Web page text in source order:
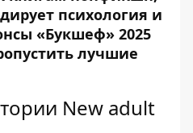
психология и
«Букшеф» 2025
лучшие
New adult